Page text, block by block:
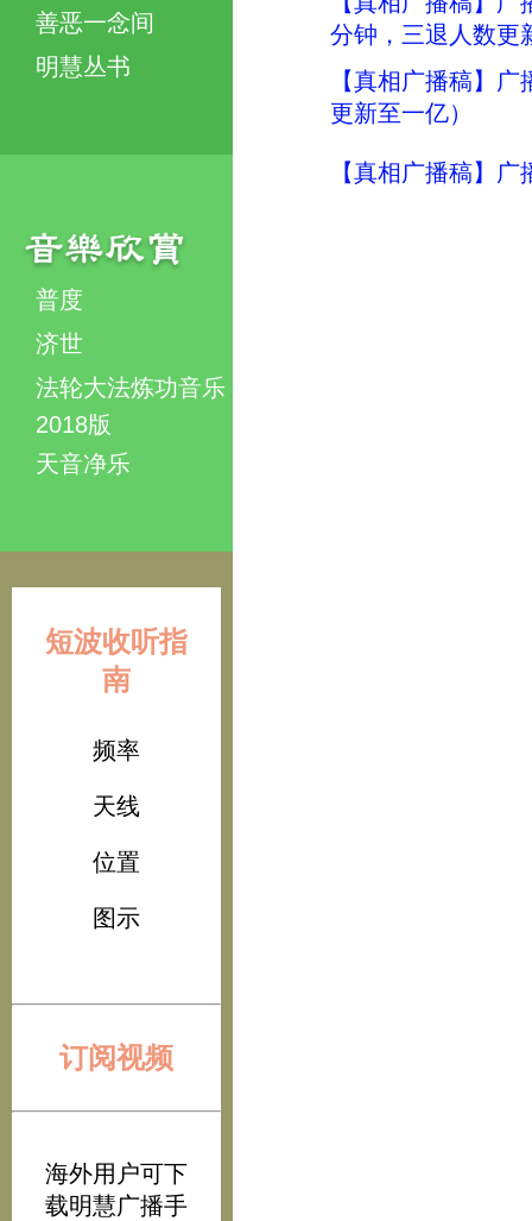
善恶一念间
明慧丛书
普度
济世
法轮大法炼功音乐
2018版
天音净乐
短波收听指
南
频率
天线
位置
图示
订阅视频
海外用户可下
载明慧广播手
分钟，三退人数更
【真相广播稿】
更新至一亿）
【真相广播稿】